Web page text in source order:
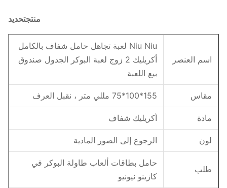
منتجتحديد
اسم العنصر
Niu Niu لعبة تجاهل حامل شفاف بالكامل
أكريليك 2 زوج لعبة البوكر الجدول صندوق
بيع اللعبة
مقاس 155*100*75 مللي متر ، نقبل العرف
مادة أكريليك شفاف
لون الرجوع إلى الصور المادية
طلب
حامل بطاقات ألعاب طاولة البوكر في
كازينو نيونيو